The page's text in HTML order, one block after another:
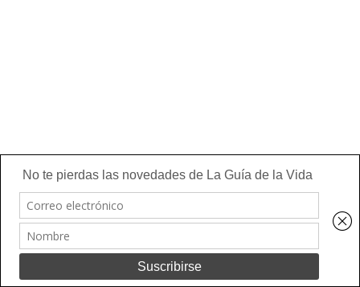
Utilizo cookies para asegurar que doy la mejor experiencia al
usuario en mi sitio web. Si continúa utilizando este sitio asumo
Ok
Leer más